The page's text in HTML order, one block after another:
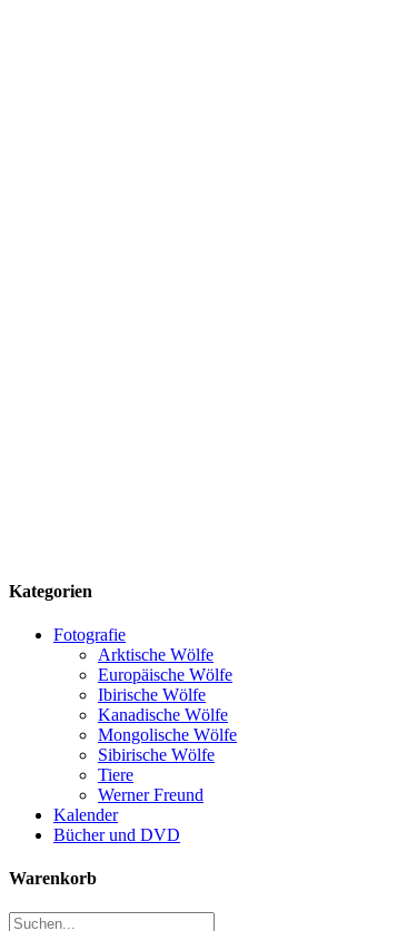
Kategorien
Fotografie
Arktische Wölfe
Europäische Wölfe
Ibirische Wölfe
Kanadische Wölfe
Mongolische Wölfe
Sibirische Wölfe
Tiere
Werner Freund
Kalender
Bücher und DVD
Warenkorb